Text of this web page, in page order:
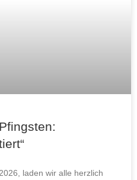
laden wir alle herzlich